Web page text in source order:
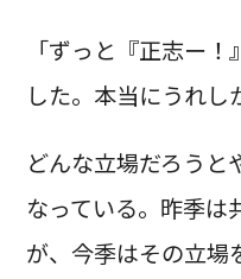
「ずっと『正志ー
した。本当にうれし
どんな立場だろうと
なっている。昨季は
が、今季はその立場